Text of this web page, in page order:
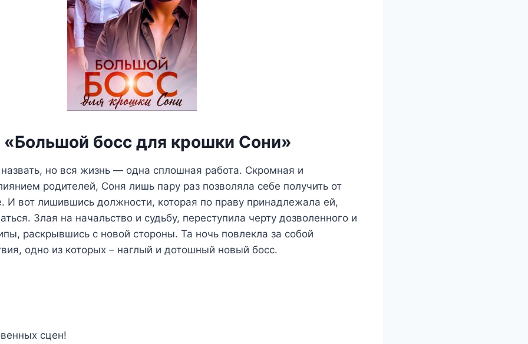
«Большой босс для крошки Сони»
но вся жизнь — одна сплошная работа. Скромная и
родителей, Соня лишь пару раз позволяла себе получить от
И вот лишившись должности, которая по праву принадлежала ей,
Злая на начальство и судьбу, переступила черту дозволенного и
раскрывшись с новой стороны. Та ночь повлекла за собой
одно из которых – наглый и дотошный новый босс.
сцен!